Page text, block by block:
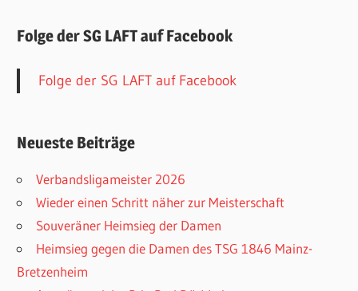
Folge der SG LAFT auf Facebook
Folge der SG LAFT auf Facebook
Neueste Beiträge
Verbandsligameister 2026
Wieder einen Schritt näher zur Meisterschaft
Souveräner Heimsieg der Damen
Heimsieg gegen die Damen des TSG 1846 Mainz-
Bretzenheim